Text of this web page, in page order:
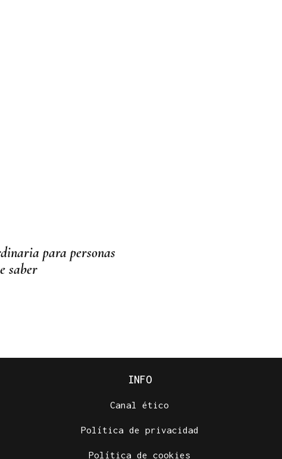
para personas
saber
INFO
Canal ético
Política de privacidad
Política de cookies